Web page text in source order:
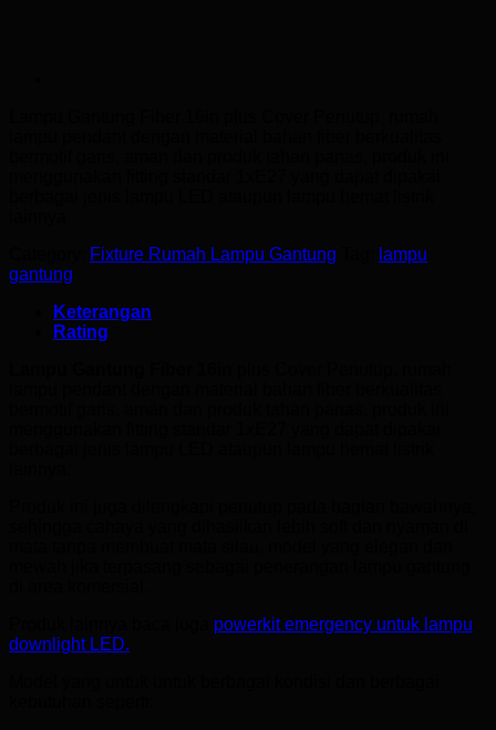
Fixture Rumah Lampu Gantung
lampu
gantung
Keterangan
Rating
powerkit emergency untuk lampu
downlight LED.